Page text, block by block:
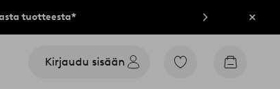
tuotteesta* Sulje
Kirjaudu sisään
Siirry
Siirry